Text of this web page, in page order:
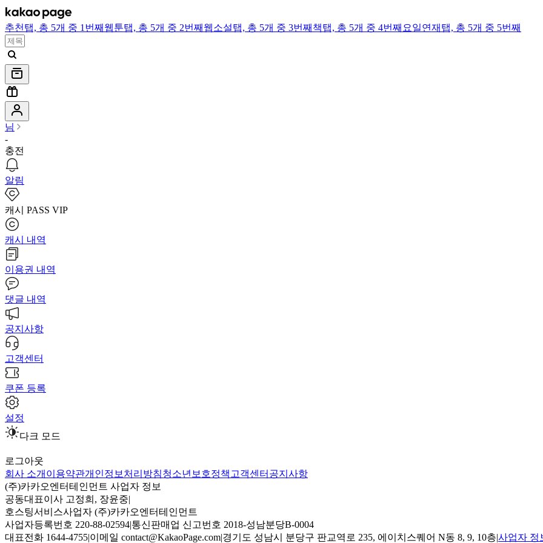
추천 탭, 총 5개 중 1번째 웹툰탭, 총 5개 중 2번째 웹소설탭, 총 5개 중 3번째 책탭, 총 5개 중 4번째 요일연재 탭, 총 5개 중 5번째
님
-
충전
알림
캐시 PASS VIP
캐시 내역
이용권 내역
댓글 내역
공지사항
고객센터
쿠폰 등록
설정
다크 모드
로그아웃
회사 소개 이용약관개인정보처리방침청소년보호정책 고객센터 공지사항
(주)카카오엔터테인먼트 사업자 정보
공동대표이사 고정희, 장윤중|
호스팅서비스사업자 (주)카카오엔터테인먼트
사업자등록번호 220-88-02594|통신판매업 신고번호 2018-성남분당B-0004
대표전화 1644-4755|이메일 contact@KakaoPage.com|경기도 성남시 분당구 판교역로 235, 에이치스퀘어 N동 8, 9, 10층|사업자 정